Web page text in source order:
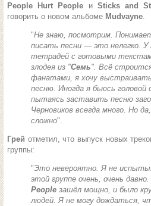
People Hurt People и Sticks and
говорить о новом альбоме Mudvayne.
"Не знаю, посмотрим.
писать песни — это нелегко.
тетрадей с готовыми
злодея из "Семь". Всё
фанатами, я хочу
песню. Иногда я бьюсь головой
пытаясь заставить песню
Черновиков всегда много. Но
сложно".
Грей отметил, что выпуск новых
группы:
"Это невероятно. Я не
этой группе очень, очень давно.
People зашёл мощно, и было
людей. Я не могу дождаться,